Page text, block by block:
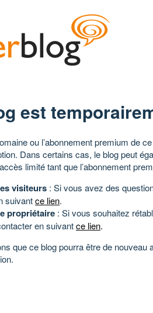
est
ou l’abonnement premium de
Dans certains cas, le blog peut
limité tant que l’abonnement
visiteurs : Si vous avez des
suivantce lien.
propriétaire : Si vous souhaitez
en suivantce lien.
que ce blog pourra être de